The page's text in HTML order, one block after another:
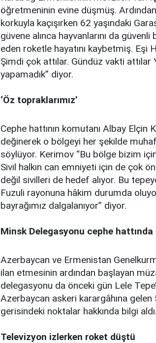
öğretmeninin evine düşmüş.
korkuyla kaçışırken 62 yaşındaki
güvene alınca hayvanlarını da
eden roketle hayatını kaybetmiş. Eşi
Şimdi çok attılar. Gündüz vakti
yapamadık” diyor.
‘Öz topraklarımız’
Cephe hattının komutanı Albay
değinerek o bölgeyi her şekilde
söylüyor. Kerimov “Bu bölge bizim
Sivil halkın can emniyeti için de çok
değil sivilleri de hedef alıyor. Bu
Fuzuli rayonuna hâkim durumda
bayrağımız dalgalanıyor” diyor.
Minsk Delegasyonu cephe hattında
Azerbaycan ve Ermenistan
ilan etmesinin ardından başlayan
delegasyonu da önceki gün Lele
Azerbaycan askeri karargâhına
gerisindeki noktalar hakkında bilgi aldı.
Televizyon izlerken roket düştü